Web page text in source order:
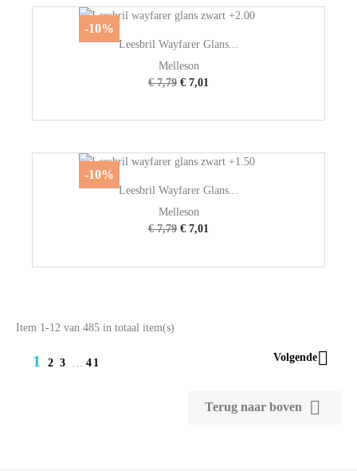
Leesbril Wayfarer Glans...
Melleson
€ 7,79 € 7,01
-10%
Leesbril Wayfarer Glans...
Melleson
€ 7,79 € 7,01
-10%
Item 1-12 van 485 in totaal item(s)
1 2 3 41 Volgende
Terug naar boven 